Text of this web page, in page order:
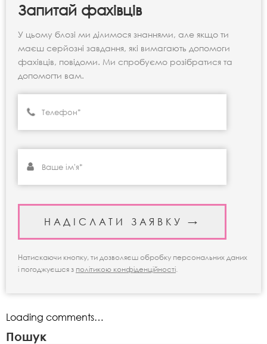
Запитай фахівців
У цьому блозі ми ділимося знаннями, але якщо ти
маєш серйозні завдання, які вимагають допомоги
фахівців, повідоми. Ми спробуємо розібратися та
допомогти вам.
Натискаючи кнопку, ти дозволяєш обробку персональних даних
і погоджуєшся з політикою конфіденційності
Loading comments…
Пошук